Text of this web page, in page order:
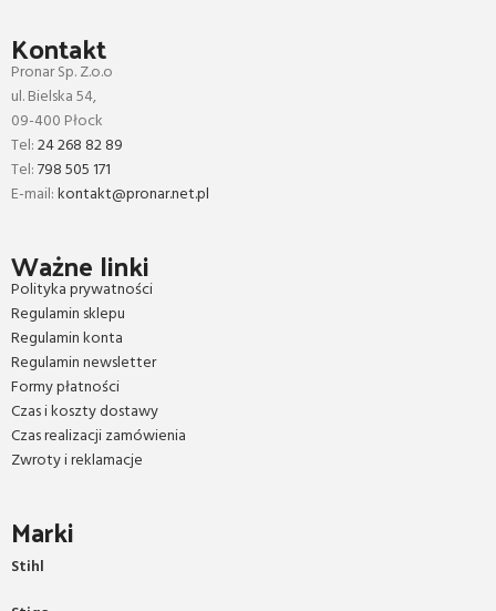
Kontakt
Pronar Sp. Z.o.o
ul. Bielska 54,
09-400 Płock
Tel:24 268 82 89
Tel:798 505 171
E-mail:kontakt@pronar.net.pl
Ważne linki
Polityka prywatności
Regulamin sklepu
Regulamin konta
Regulamin newsletter
Formy płatności
Czas i koszty dostawy
Czas realizacji zamówienia
Zwroty i reklamacje
Marki
Stihl